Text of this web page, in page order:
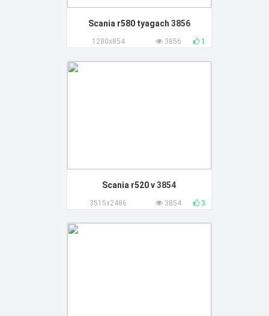
Scania r580 tyagach 3856
1280x854 1
3856
Scania r520 v3854
3515x2486 3
3854